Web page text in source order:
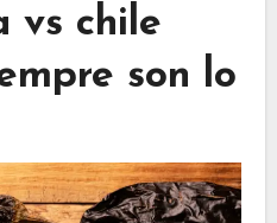
vs chile
son lo